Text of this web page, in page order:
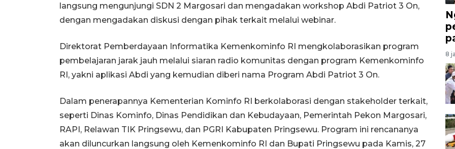
langsung mengunjungi SDN 2 Margosari dan mengadakan workshop Abdi Patriot 3 On,
dengan mengadakan diskusi dengan pihak terkait melalui webinar.
Direktorat Pemberdayaan Informatika Kemenkominfo RI mengkolaborasikan program
pembelajaran jarak jauh melalui siaran radio komunitas dengan program Kemenkominfo
RI, yakni aplikasi Abdi yang kemudian diberi nama Program Abdi Patriot 3 On.
Dalam penerapannya Kementerian Kominfo RI berkolaborasi dengan stakeholder terkait,
seperti Dinas Kominfo, Dinas Pendidikan dan Kebudayaan, Pemerintah Pekon Margosari,
RAPI, Relawan TIK Pringsewu, dan PGRI Kabupaten Pringsewu. Program ini rencananya
akan diluncurkan langsung oleh Kemenkominfo RI dan Bupati Pringsewu pada Kamis, 27
8